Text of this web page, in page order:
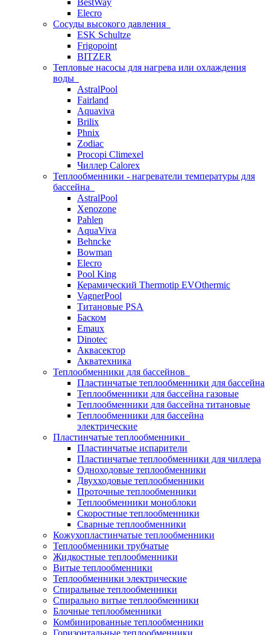
BestWay
Elecro
Сосуды высокого давления
ESK Schultze
Frigopoint
BITZER
Тепловые насосы для нагрева или охлаждения
воды
AstralPool
Fairland
Aquaviva
Brilix
Phnix
Zodiac
Procopi Climexel
Чиллер Calorex
Теплообменники - нагреватели температуры для
бассейна
AstralPool
Xenozone
Pahlen
AquaViva
Behncke
Bowman
Elecro
Pool King
Керамический Thermotip EVOthermic
VagnerPool
Титановые PSA
Баском
Emaux
Dinotec
Аквасектор
Акватехника
Теплообменники для бассейнов
Пластинчатые теплообменники для бассейна
Теплообменники для бассейна газовые
Теплообменники для бассейна титановые
Теплообменники для бассейна
электрические
Пластинчатые теплообменники
Пластинчатые испарители
Пластинчатые теплообменники для чиллера
Одноходовые теплообменники
Двухходовые теплообменники
Проточные теплообменники
Теплообменники моноблоки
Скоростные теплообменники
Сварные теплообменники
Кожухопластинчатые теплообменники
Теплообменники трубчатые
Жидкостные теплообменники
Витые теплообменники
Теплообменники электрические
Спиральные теплообменники
Спирально витые теплообменники
Блочные теплообменники
Комбинированные теплообменники
Горизонтальные теплообменники